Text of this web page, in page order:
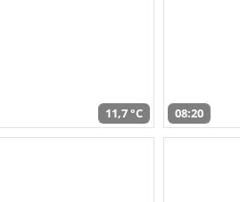
11,7 °C 08:20